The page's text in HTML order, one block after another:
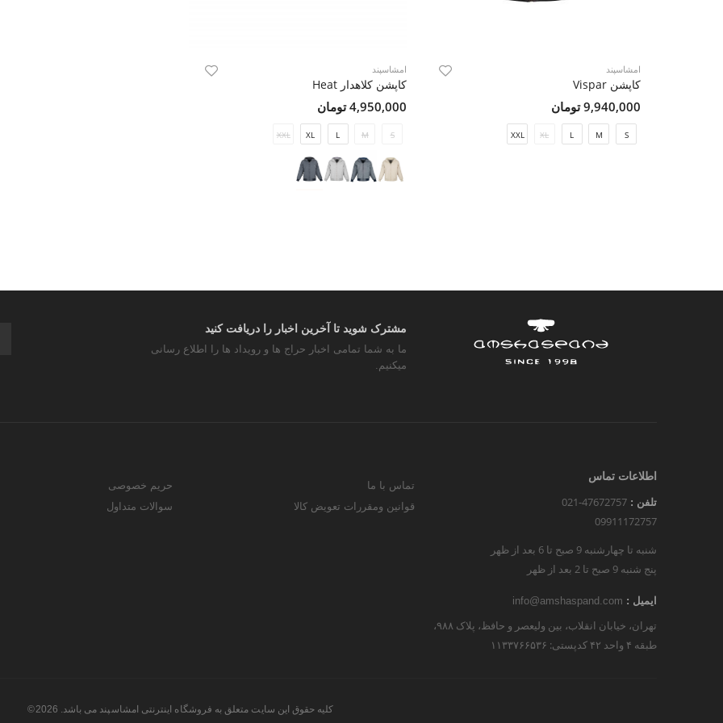
امشاسپند
کاپشن Vispar
9,940,000 تومان
S
M
L
XL
XXL
امشاسپند
کاپشن کلاهدار Heat
4,950,000 تومان
S
M
L
XL
XXL
مشترک شوید تا آخرین اخبار را دریافت کنید
ما به شما تمامی اخبار حراج ها و رویداد ها را اطلاع رسانی
میکنیم.
اطلاعات تماس
تلفن : 021-47672757
09911172757
شنبه تا چهارشنبه 9 صبح تا 6 بعد از ظهر
پنج شنبه 9 صبح تا 2 بعد از ظهر
ایمیل : info@amshaspand.com
تهران، خیابان انقلاب، بین ولیعصر و حافظ، پلاک ۹۸۸،
طبقه ۴ واحد ۴۲ کدپستی: ۱۱۳۳۷۶۶۵۳۶
تماس با ما
قوانین ومقررات تعویض کالا
حریم خصوصی
سوالات متداول
کلیه حقوق این سایت متعلق به فروشگاه اینترنتی امشاسپند می باشد. 2026©